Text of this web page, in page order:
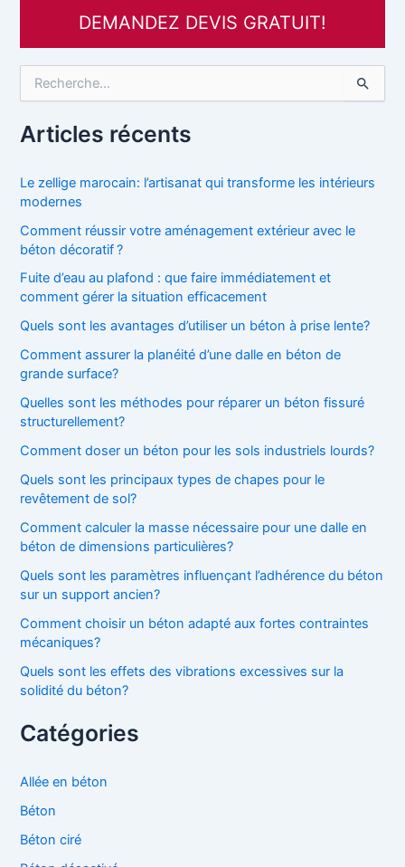
DEMANDEZ DEVIS GRATUIT!
h
e
c
h
r
:
Articles récents
Le zellige marocain: l’artisanat qui transforme les intérieurs
modernes
Comment réussir votre aménagement extérieur avec le
béton décoratif ?
Fuite d’eau au plafond : que faire immédiatement et
comment gérer la situation efficacement
Quels sont les avantages d’utiliser un béton à prise lente?
Comment assurer la planéité d’une dalle en béton de
grande surface?
Quelles sont les méthodes pour réparer un béton fissuré
structurellement?
Comment doser un béton pour les sols industriels lourds?
Quels sont les principaux types de chapes pour le
revêtement de sol?
Comment calculer la masse nécessaire pour une dalle en
béton de dimensions particulières?
Quels sont les paramètres influençant l’adhérence du béton
sur un support ancien?
Comment choisir un béton adapté aux fortes contraintes
mécaniques?
Quels sont les effets des vibrations excessives sur la
solidité du béton?
Catégories
Allée en béton
Béton
Béton ciré